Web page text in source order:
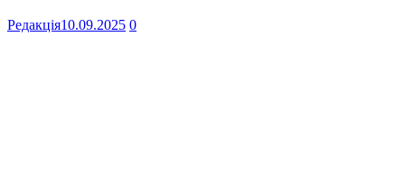
Редакція10.09.2025 0